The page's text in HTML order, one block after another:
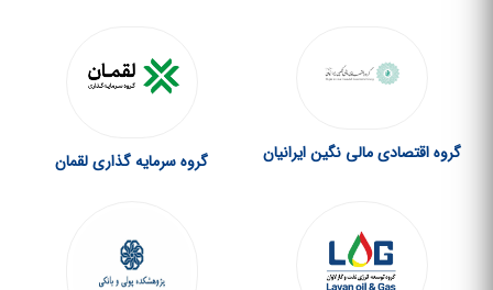
گروه اقتصادی مالی نگین ایرانیان گروه سرمایه گذاری لقمان